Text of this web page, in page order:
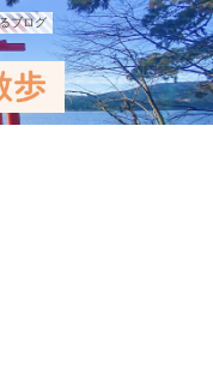
ブログ